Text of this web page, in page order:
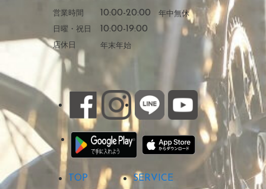
営業時間 10:00-20:00 年中無休
日曜・祝日
10:00-19:00
店休日 年末年始
TOP
SERVICE